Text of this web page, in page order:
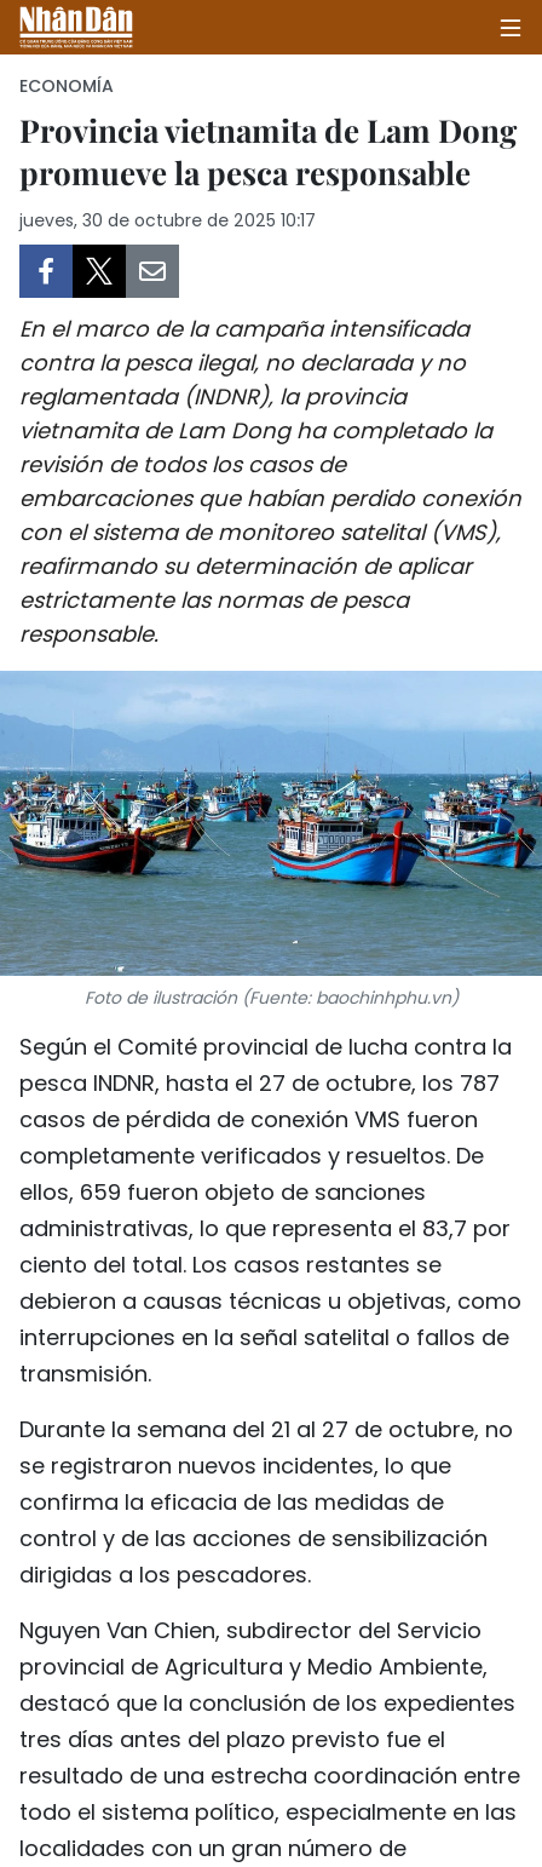
INICIO
POLÍTICA
SOCIEDAD
SALUD - MEDIO AMBIENTE
CULTURA - ENTRETENIMIENTO
INTERNACIONAL
DEPORTES
PUENTE DE AMISTAD
HISTORIAS MULTIMEDIA
FOTOGRAFÍA
¿QUIÉNES SOMOS?
TIẾNG VIỆT
ENGLISH
中文
FRANÇAIS
ECONOMÍA
Provincia vietnamita de Lam Dong
promueve la pesca responsable
jueves, 30 de octubre de 2025 10:17
En el marco de la campaña intensificada
contra la pesca ilegal, no declarada y no
reglamentada (INDNR), la provincia
vietnamita de Lam Dong ha completado la
revisión de todos los casos de
embarcaciones que habían perdido conexión
con el sistema de monitoreo satelital (VMS),
reafirmando su determinación de aplicar
estrictamente las normas de pesca
responsable.
Foto de ilustración (Fuente: baochinhphu.vn)
Según el Comité provincial de lucha contra la
pesca INDNR, hasta el 27 de octubre, los 787
casos de pérdida de conexión VMS fueron
completamente verificados y resueltos. De
ellos, 659 fueron objeto de sanciones
administrativas, lo que representa el 83,7 por
ciento del total. Los casos restantes se
debieron a causas técnicas u objetivas, como
interrupciones en la señal satelital o fallos de
transmisión.
Durante la semana del 21 al 27 de octubre, no
se registraron nuevos incidentes, lo que
confirma la eficacia de las medidas de
control y de las acciones de sensibilización
dirigidas a los pescadores.
Nguyen Van Chien, subdirector del Servicio
provincial de Agricultura y Medio Ambiente,
destacó que la conclusión de los expedientes
tres días antes del plazo previsto fue el
resultado de una estrecha coordinación entre
todo el sistema político, especialmente en las
localidades con un gran número de